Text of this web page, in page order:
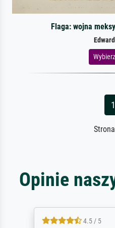
Flaga: wojna
1
Opinie